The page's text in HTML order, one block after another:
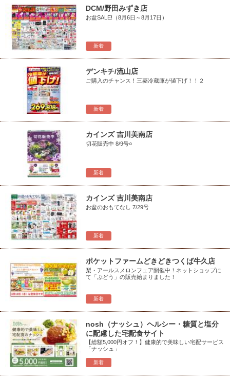
新着
DCM/野田みずき店
お盆SALE!（8月6日～8月17日）
新着
デンキチ/流山店
ご購入のチャンス！三菱冷蔵庫が値下げ！！２
新着
カインズ 吉川美南店
切花販売中 8/9号○
新着
カインズ 吉川美南店
お盆のおもてなし 7/29号
新着
ポケットファームどきどきつくば牛久店
梨・アールスメロンフェア開催中！ネットショップに
て「ぶどう」の販売始まりました！
新着
nosh（ナッシュ）ヘルシー・糖質と塩分
に配慮した宅配食サイト
【総額5,000円オフ！】健康的で美味しい宅配サービス
「ナッシュ」